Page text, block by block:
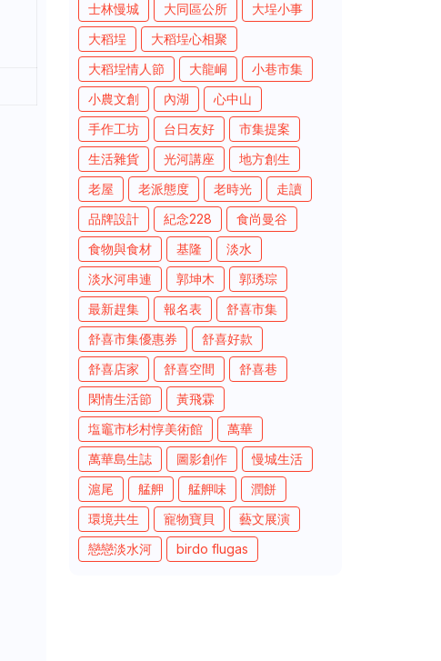
士林慢城 大同區公所
大埕小事
大稻埕
大稻埕心相聚
大稻埕情人節
大龍峒
小巷市集
小農文創
內湖
心中山
手作工坊
台日友好
市集提案
生活雜貨
光河講座
地方創生
老屋
老派態度 老時光
走讀
品牌設計
紀念228
食尚曼谷
食物與食材
基隆
淡水
淡水河串連
郭坤木
郭琇琮
最新趕集
報名表
舒喜市集
舒喜市集優惠券
舒喜好款
舒喜店家
舒喜空間
舒喜巷
閑情生活節
黃飛霖
塩竈市杉村惇美術館
萬華
萬華島生誌
圖影創作
慢城生活
滬尾
艋舺 艋舺味
潤餅
環境共生
寵物寶貝
藝文展演
戀戀淡水河
birdo flugas